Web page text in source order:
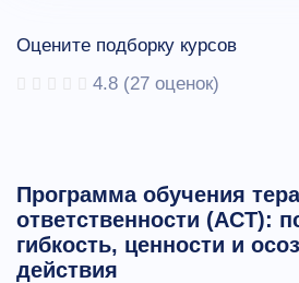
Оцените подборку курсов
4.8 (27 оценок)
Программа обучения
ответственности (ACT):
гибкость, ценности и
действия